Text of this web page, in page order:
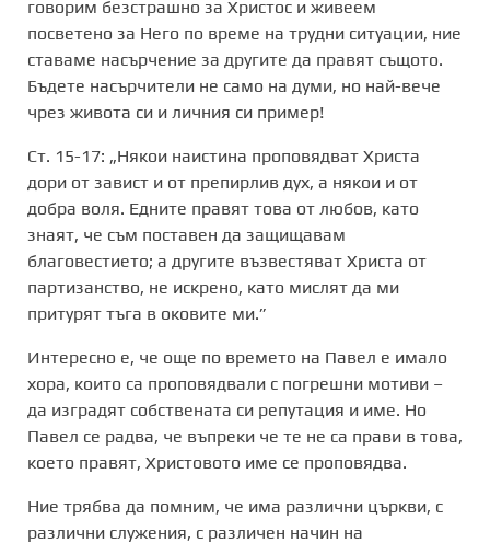
говорим безстрашно за Христос и живеем
посветено за Него по време на трудни ситуации, ние
ставаме насърчение за другите да правят същото.
Бъдете насърчители не само на думи, но най-вече
чрез живота си и личния си пример!
Ст. 15-17: „Някои наистина проповядват Христа
дори от завист и от препирлив дух, а някои и от
добра воля. Едните правят това от любов, като
знаят, че съм поставен да защищавам
благовестието; а другите възвестяват Христа от
партизанство, не искрено, като мислят да ми
притурят тъга в оковите ми.”
Интересно е, че още по времето на Павел е имало
хора, които са проповядвали с погрешни мотиви –
да изградят собствената си репутация и име. Но
Павел се радва, че въпреки че те не са прави в това,
което правят, Христовото име се проповядва.
Ние трябва да помним, че има различни църкви, с
различни служения, с различен начин на